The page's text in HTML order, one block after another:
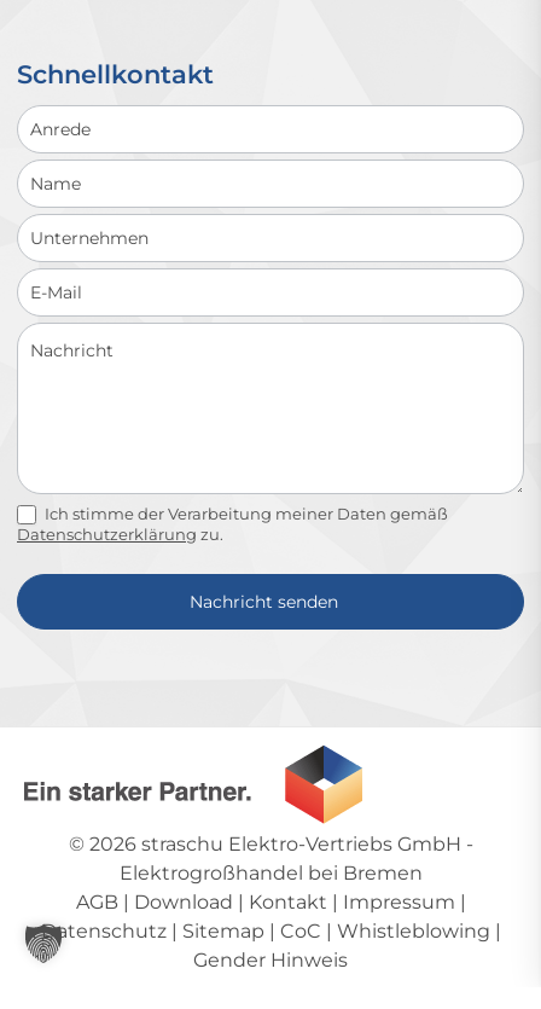
Schnellkontakt
Schnellkontakt
Ich stimme der Verarbeitung meiner Daten gemäß
Datenschutzerklärung zu.
Nachricht senden
© 2026 straschu Elektro-Vertriebs GmbH -
Elektrogroßhandel bei Bremen
AGB
Download Kontakt Impressum
Datenschutz| Sitemap CoC Whistleblowing
Gender Hinweis